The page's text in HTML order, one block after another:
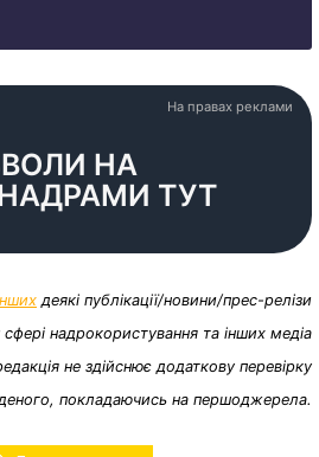
На правах реклами
НА
ТУТ
деякі публікації/новини/прес-релізи
надрокористування та інших медіа
не здійснює додаткову перевірку
покладаючись на першоджерела.